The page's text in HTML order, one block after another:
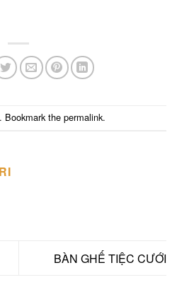
. Bookmark the permalink.
BÀN GHẾ TIỆC CƯỚI